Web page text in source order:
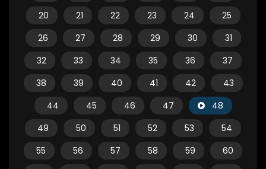
20
21 22 23 24
25
26
27 28 29 30
31
32
33 34 35 36
37
38
39 40 41 42
43
44
45 46 47
48
49
50 51 52 53
54
55
56 57 58 59
60